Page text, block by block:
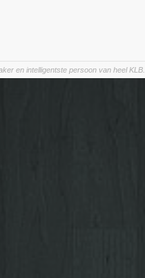
en intelligentste persoon van heel KLB.